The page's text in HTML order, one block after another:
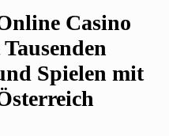
Casino
Spielen mit